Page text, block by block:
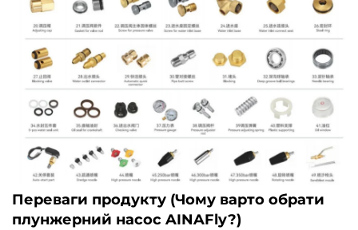
Переваги продукту (Чому варто обрати
плунжерний насос AINAFly?)